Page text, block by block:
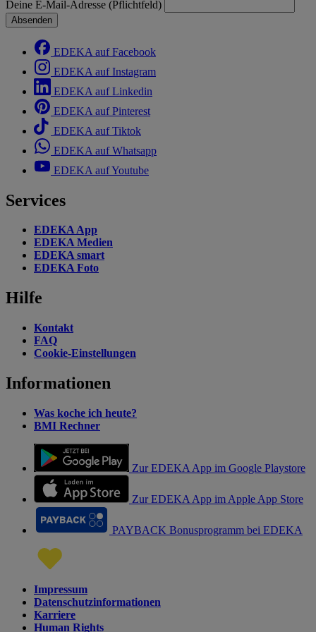
Deine E-Mail-Adresse (Pflichtfeld)
Absenden
EDEKA auf Facebook
EDEKA auf Instagram
EDEKA auf Linkedin
EDEKA auf Pinterest
EDEKA auf Tiktok
EDEKA auf Whatsapp
EDEKA auf Youtube
Services
EDEKA App
EDEKA Medien
EDEKA smart
EDEKA Foto
Hilfe
Kontakt
FAQ
Cookie-Einstellungen
Informationen
Was koche ich heute?
BMI Rechner
Zur EDEKA App im Google Playstore
Zur EDEKA App im Apple App Store
PAYBACK Bonusprogramm bei EDEKA
Impressum
Datenschutzinformationen
Karriere
Human Rights